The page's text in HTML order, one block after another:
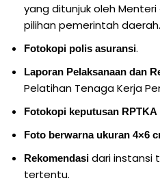
yang ditunjuk oleh
pilihan pemerintah daerah.
Fotokopi polis asuransi.
Laporan Pelaksanaan dan
Pelatihan Tenaga Kerja
Fotokopi keputusan RPTKA
Foto berwarna ukuran 4×6
Rekomendasi dari instansi
tertentu.